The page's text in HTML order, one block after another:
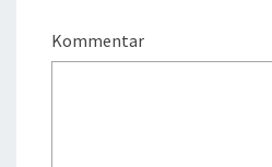
Kommentar